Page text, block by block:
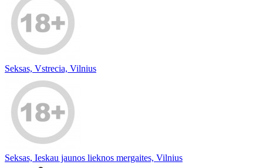
Seksas, Vstrecia, Vilnius
Seksas, Ieskau jaunos lieknos mergaites, Vilnius